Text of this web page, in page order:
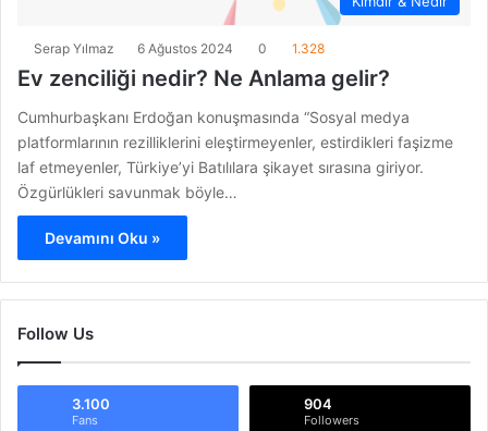
Serap Yılmaz 6 Ağustos 2024 0 1.328
Ev zenciliği nedir? Ne Anlama gelir?
Cumhurbaşkanı Erdoğan konuşmasında “Sosyal medya
platformlarının rezilliklerini eleştirmeyenler, estirdikleri faşizme
laf etmeyenler, Türkiye’yi Batılılara şikayet sırasına giriyor.
Özgürlükleri savunmak böyle…
Devamını Oku »
Follow Us
3.100
Fans
904
Followers